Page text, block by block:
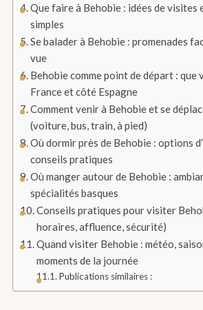
Que faire à Behobie : idées de visites
simples
Se balader à Behobie : promenades
vue
Behobie comme point de départ :
France et côté Espagne
Comment venir à Behobie et se
(voiture, bus, train, à pied)
Où dormir près de Behobie : options
conseils pratiques
Où manger autour de Behobie :
spécialités basques
Conseils pratiques pour visiter
horaires, affluence, sécurité)
Quand visiter Behobie : météo,
moments de la journée
Publications similaires :